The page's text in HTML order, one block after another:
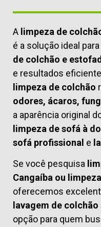
A limpeza de
é a solução ideal
de colchão e
e resultados
limpeza de colchão
odores, ácaros,
a aparência original
limpeza de sofá à
sofá profissional e
Se você pesquisa
Cangaíba ou
oferecemos
lavagem de colchão
opção para quem